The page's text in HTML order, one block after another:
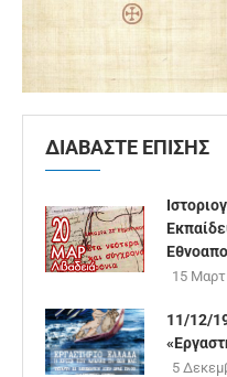
ΔΙΑΒΑΣΤΕ ΕΠΙΣΗΣ
15
11/12/
5